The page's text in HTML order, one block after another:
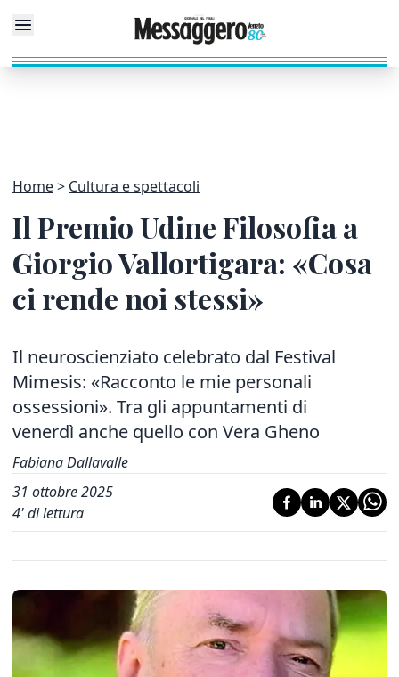
Home Cultura e spettacoli
Il Premio Udine Filosofia a
Giorgio Vallortigara: «Cosa
ci rende noi stessi»
Il neuroscienziato celebrato dal Festival
Mimesis: «Racconto le mie personali
ossessioni». Tra gli appuntamenti di
venerdì anche quello con Vera Gheno
Fabiana Dallavalle
31 ottobre 2025
4' di lettura